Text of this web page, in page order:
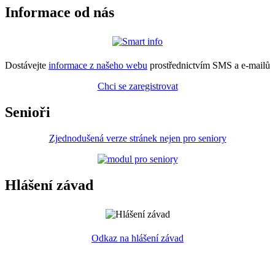
Informace od nás
Dostávejte informace z našeho webu prostřednictvím SMS a e-mailů
Chci se zaregistrovat
Senioři
Zjednodušená verze stránek nejen pro seniory
Hlášení závad
Odkaz na hlášení závad